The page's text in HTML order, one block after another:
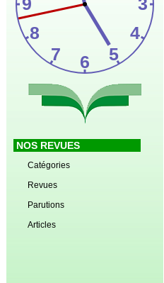
NOS REVUES
Catégories
Revues
Parutions
Articles